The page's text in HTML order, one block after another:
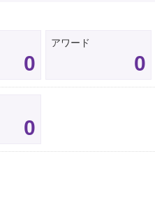
0
アワード
0
0